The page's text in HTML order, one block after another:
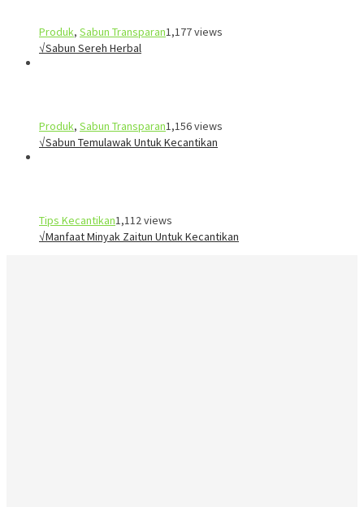
Produk, Sabun Transparan1,177 views
√Sabun Sereh Herbal
Produk, Sabun Transparan1,156 views
√Sabun Temulawak Untuk Kecantikan
Tips Kecantikan1,112 views
√Manfaat Minyak Zaitun Untuk Kecantikan